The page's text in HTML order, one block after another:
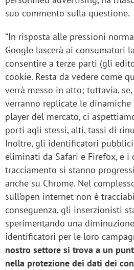
suo commento sulla questione.
“In risposta alle pressioni
Google lascerà ai consumatori
consentire a terze parti (gli
cookie. Resta da vedere come
verrà messo in atto; tuttavia,
verranno replicate le
player del mercato, ci
porti agli stessi, alti, tassi di
Inoltre, gli identificatori
eliminati da Safari e Firefox, e i
tracciamento si stanno
anche su Chrome. Nel
sull’open internet non è
conseguenza, gli inserzionisti
sperimentando una
identificatori per le loro
nostro settore si trova a un
nella protezione dei dati dei